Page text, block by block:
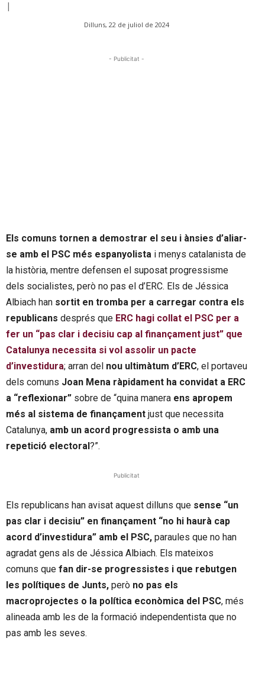
|
Dilluns, 22 de juliol de 2024
- Publicitat -
Els comuns tornen a demostrar el seu i ànsies d’aliar-
se amb el PSC més espanyolista i menys catalanista de
la història, mentre defensen el suposat progressisme
dels socialistes, però no pas el d’ERC. Els de Jéssica
Albiach han sortit en tromba per a carregar contra els
republicans després que ERC hagi collat el PSC per a
fer un “pas clar i decisiu cap al finançament just” que
Catalunya necessita si vol assolir un pacte
d’investidura; arran del nou ultimàtum d’ERC, el portaveu
dels comuns Joan Mena ràpidament ha convidat a ERC
a “reflexionar” sobre de “quina manera ens apropem
més al sistema de finançament just que necessita
Catalunya, amb un acord progressista o amb una
repetició electoral?”.
Publicitat
Els republicans han avisat aquest dilluns que sense “un
pas clar i decisiu” en finançament “no hi haurà cap
acord d’investidura” amb el PSC, paraules que no han
agradat gens als de Jéssica Albiach. Els mateixos
comuns que fan dir-se progressistes i que rebutgen
les polítiques de Junts, però no pas els
macroprojectes o la política econòmica del PSC, més
alineada amb les de la formació independentista que no
pas amb les seves.